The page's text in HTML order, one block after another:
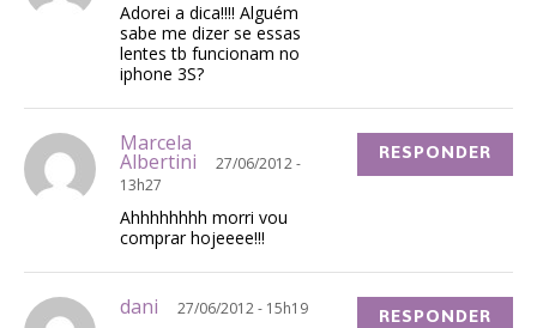
Adorei a dica!!!! Alguém
sabe me dizer se essas
lentes tb funcionam no
iphone 3S?
Marcela
Albertini
27/06/2012 -
13h27
Ahhhhhhhh morri vou
comprar hojeeee!!!
RESPONDER
dani 27/06/2012 - 15h19 RESPONDER